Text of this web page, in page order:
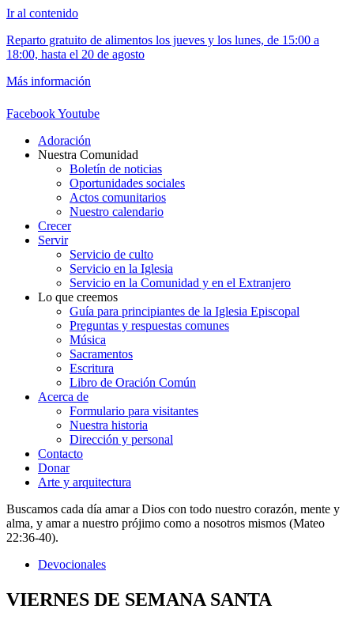
Ir al contenido
Reparto gratuito de alimentos los jueves y los lunes, de 15:00 a
18:00, hasta el 20 de agosto
Más información
FacebookYoutube
Adoración
Nuestra Comunidad
Boletín de noticias
Oportunidades sociales
Actos comunitarios
Nuestro calendario
Crecer
Servir
Servicio de culto
Servicio en la Iglesia
Servicio en la Comunidad y en el Extranjero
Lo que creemos
Guía para principiantes de la Iglesia Episcopal
Preguntas y respuestas comunes
Música
Sacramentos
Escritura
Libro de Oración Común
Acerca de
Formulario para visitantes
Nuestra historia
Dirección y personal
Contacto
Donar
Arte y arquitectura
Buscamos cada día amar a Dios con todo nuestro corazón, mente y
alma, y amar a nuestro prójimo como a nosotros mismos (Mateo
22:36-40).
Devocionales
VIERNES DE SEMANA SANTA